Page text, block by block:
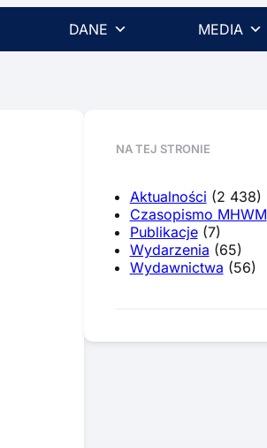
DANE MEDIA
NA TEJ STRONIE
Aktualności (2 438)
Czasopismo MHWM
Publikacje(7)
Wydarzenia (65)
Wydawnictwa (56)